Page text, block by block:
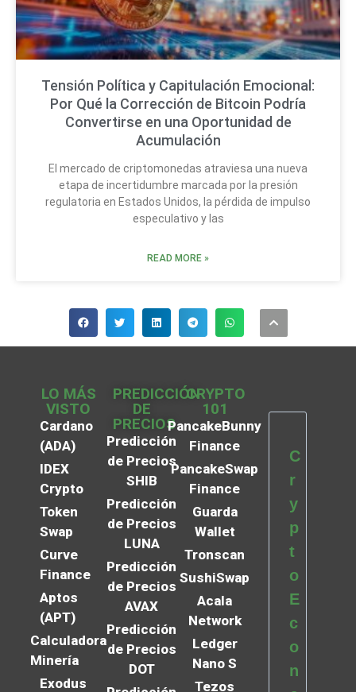
Tensión Política y Capitulación Emocional:
Por Qué la Corrección de Bitcoin Podría
Convertirse en una Oportunidad de
Acumulación
El mercado de criptomonedas atraviesa una nueva
etapa de incertidumbre marcada por la presión
regulatoria en Estados Unidos, la pérdida de impulso
especulativo y las
READ MORE »
LO MÁS
VISTO
Cardano
(ADA)
IDEX
Crypto
Token
Swap
Curve
Finance
Aptos
(APT)
Calculadora
Minería
Exodus
PREDICCIÓN
DE
PRECIOS
Predicción
de Precios
SHIB
Predicción
de Precios
LUNA
Predicción
de Precios
AVAX
Predicción
de Precios
DOT
CRYPTO
101
PancakeBunny
Finance
PancakeSwap
Finance
Guarda
Wallet
Tronscan
SushiSwap
Acala
Network
Ledger
Nano S
Tezos
C
r
y
p
t
o
E
c
o
n